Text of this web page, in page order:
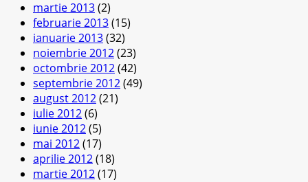
martie 2013(2)
februarie 2013(15)
ianuarie 2013(32)
noiembrie 2012(23)
octombrie 2012(42)
septembrie 2012(49)
august 2012(21)
iulie 2012(6)
iunie 2012(5)
mai 2012(17)
aprilie 2012(18)
martie 2012(17)